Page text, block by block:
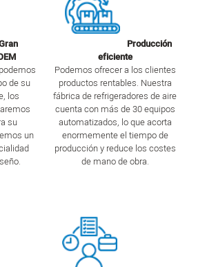
de su
los
su
un
Producción
eficiente
Podemos ofrecer a los clientes
productos rentables. Nuestra
fábrica de refrigeradores de aire
cuenta con más de 30 equipos
automatizados, lo que acorta
enormemente el tiempo de
producción y reduce los costes
de mano de obra.